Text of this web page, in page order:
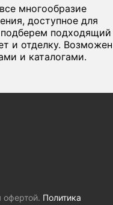
многообразие
доступное для
подходящий
и отделку. Возможен
и каталогами.
офертой. Политика